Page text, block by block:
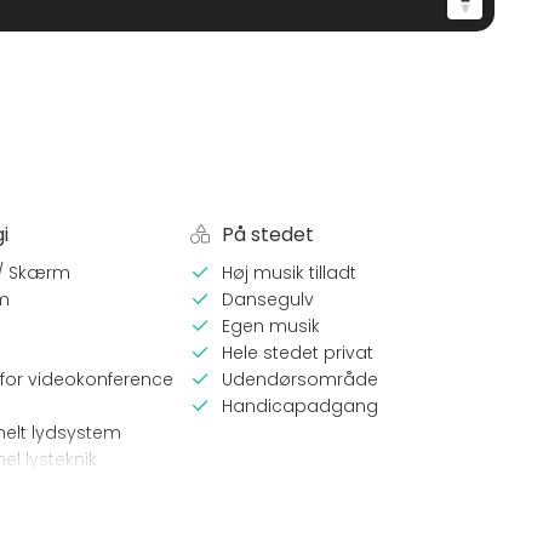
80 gæster
80 gæster
80 gæster
aflange 8 pers borde, stole, scene
mv.
Skærm
videokonference
lydsystem
lysteknik
På stedet
Høj musik tilladt
Dansegulv
Egen musik
Hele stedet privat
Udendørsområde
Handicapadgang